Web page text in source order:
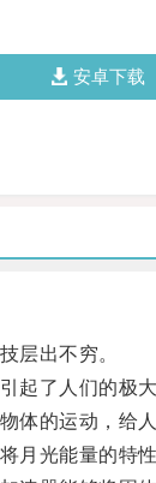
安卓下载
层出不穷。
了人们的极大
的运动，给人
光能量的特性